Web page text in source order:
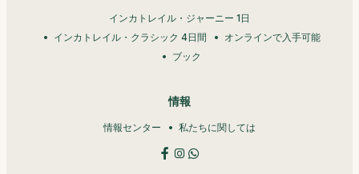
インカトレイル・ジャーニー 1日
インカトレイル・クラシック 4日間
オンラインで入手可能
ブック
情報
情報センター 私たちに関しては